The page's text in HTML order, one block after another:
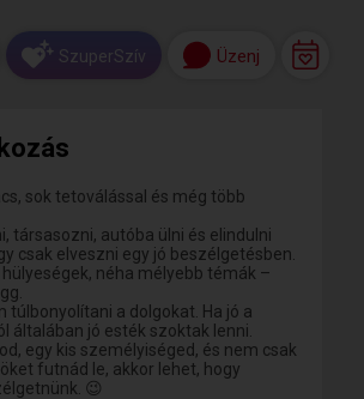
SzuperSzív Üzenj
sok tetoválással és még több
társasozni, autóba ülni és elindulni
csak elveszni egy jó beszélgetésben.
néha mélyebb témák –
túlbonyolítani a dolgokat. Ha jó a
általában jó esték szoktak lenni.
egy kis személyiséged, és nem csak
futnád le, akkor lehet, hogy
😉